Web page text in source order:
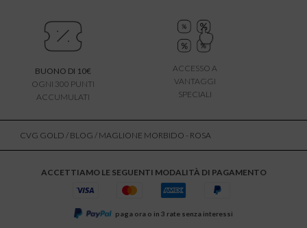
BUONO DI 10€
OGNI 300 PUNTI
ACCUMULATI
ACCESSO A
VANTAGGI
SPECIALI
CVG GOLD / BLOG / MAGLIONE MORBIDO - ROSA
ACCETTIAMO LE SEGUENTI MODALITÀ DI PAGAMENTO
paga ora o in 3 rate senza interessi